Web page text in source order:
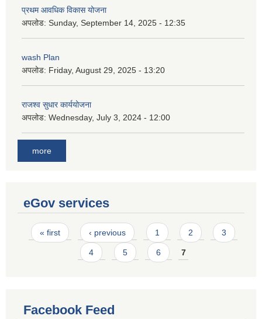
प्रथम आवधिक विकास योजना
अपलोड: Sunday, September 14, 2025 - 12:35
wash Plan
अपलोड: Friday, August 29, 2025 - 13:20
राजश्व सुधार कार्ययोजना
अपलोड: Wednesday, July 3, 2024 - 12:00
more
eGov services
Pages
« first ‹ previous 1 2 3
4 5 6 7
Facebook Feed